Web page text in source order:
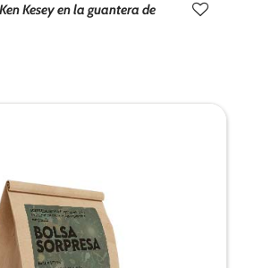
Kesey en la guantera de